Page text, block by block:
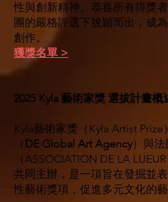
性與創新精神。恭喜所有得獎
團的嚴格評選下脫穎而出，成
創作。
​獲獎名單 >
2025 Kyla 藝術家獎 選拔計畫概
Kyla藝術家獎（Kyla Artist
（ DE Global Art Agency）與法
（ASSOCIATION DE LA
共同主辦，是一項旨在發掘並
性藝術獎項，促進多元文化的藝